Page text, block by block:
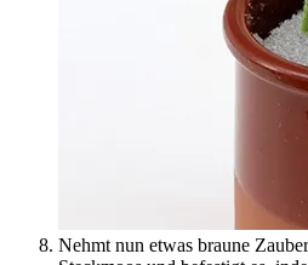
Nehmt nun etwas braune